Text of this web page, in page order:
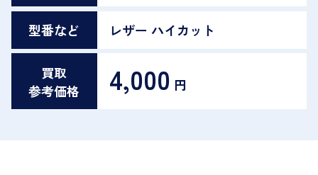
型番など レザー ハイカット
買取
参考価格
4,000 円